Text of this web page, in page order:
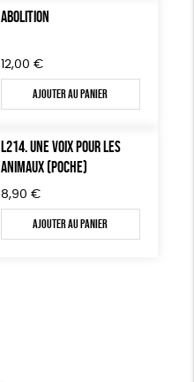
ABOLITION
12,00 €
Ajouter au panier
L214. UNE VOIX POUR LES
ANIMAUX (POCHE)
8,90 €
Ajouter au panier